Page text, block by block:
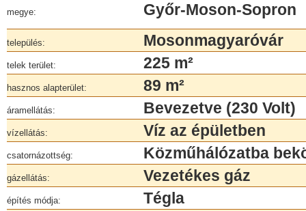
megye: Győr-Moson-Sopron
település: Mosonmagyaróvár
telek terület: 225 m²
hasznos alapterület: 89 m²
áramellátás: Bevezetve (230 Volt)
vízellátás: Víz az épületben
csatornázottség: Közműhálózatba
gázellátás: Vezetékes gáz
építés módja: Tégla